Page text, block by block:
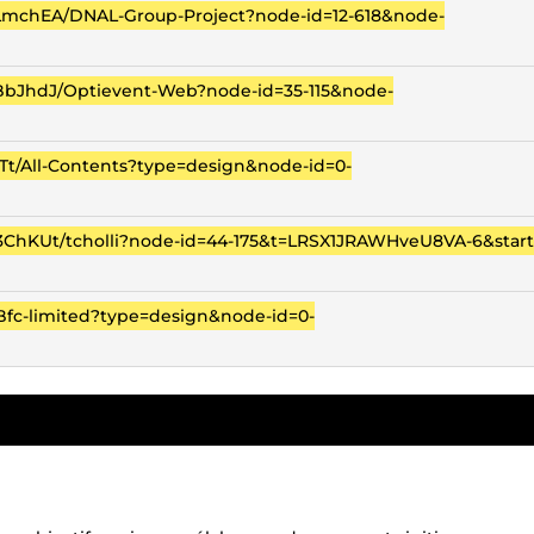
DNAL-Group-Project?node-id=12-618&node-
Optievent-Web?node-id=35-115&node-
All-Contents?type=design&node-id=0-
tcholli?node-id=44-175&t=LRSX1JRAWHveU8VA-
limited?type=design&node-id=0-